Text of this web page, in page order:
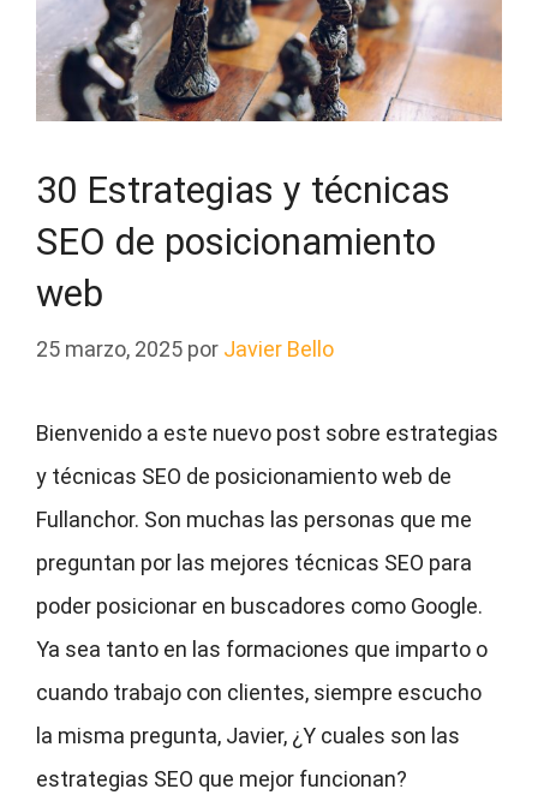
30 Estrategias y técnicas
SEO de posicionamiento
web
25 marzo, 2025 por Javier Bello
Bienvenido a este nuevo post sobre estrategias
y técnicas SEO de posicionamiento web de
Fullanchor. Son muchas las personas que me
preguntan por las mejores técnicas SEO para
poder posicionar en buscadores como Google.
Ya sea tanto en las formaciones que imparto o
cuando trabajo con clientes, siempre escucho
la misma pregunta, Javier, ¿Y cuales son las
estrategias SEO que mejor funcionan?